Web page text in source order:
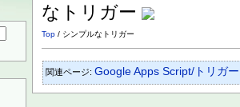
なトリガー
Top / シンプルなトリガー
関連ページ:Google Apps Script/トリガー